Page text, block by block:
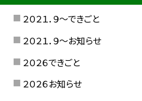
２０２１．９〜できごと
２０２１．９〜お知らせ
２０２６できごと
２０２６お知らせ